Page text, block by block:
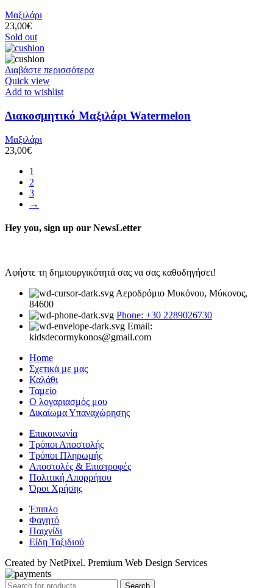
Μαξιλάρι
23,00€
Sold out
Διαβάστε περισσότερα
Quick view
Add to wishlist
Διακοσμητικό Μαξιλάρι Watermelon
Μαξιλάρι
23,00€
1
2
3
→
Hey you, sign up our NewsLetter
Αφήστε τη δημιουργικότητά σας να σας καθοδηγήσει!
Αεροδρόμιο Μυκόνου, Μύκονος,
84600
Phone: +30 2289026730
Email:
kidsdecormykonos@gmail.com
Home
Σχετικά με μας
Καλάθι
Ταμείο
Ο λογαριασμός μου
Δικαίωμα Υπαναχώρησης
Επικοινωνία
Τρόποι Αποστολής
Τρόποι Πληρωμής
Αποστολές & Επιστροφές
Πολιτική Απορρήτου
Όροι Χρήσης
Έπιπλο
Φαγητό
Παιχνίδι
Είδη Ταξιδιού
Created by NetPixel. Premium Web Design Services
Search